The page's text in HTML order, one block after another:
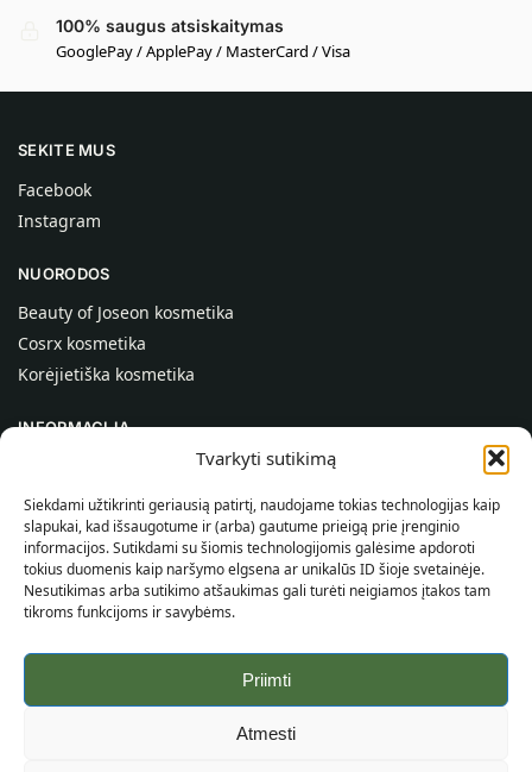
Tvarkyti sutikimą
Siekdami užtikrinti geriausią patirtį, naudojame tokias technologijas kaip
slapukai, kad išsaugotume ir (arba) gautume prieigą prie įrenginio
informacijos. Sutikdami su šiomis technologijomis galėsime apdoroti
tokius duomenis kaip naršymo elgsena ar unikalūs ID šioje svetainėje.
Nesutikimas arba sutikimo atšaukimas gali turėti neigiamos įtakos tam
tikroms funkcijoms ir savybėms.
Priimti
Atmesti
100% saugus atsiskaitymas
GooglePay / ApplePay / MasterCard / Visa
SEKITE MUS
Facebook
Instagram
NUORODOS
Beauty of Joseon kosmetika
Cosrx kosmetika
Korėjietiška kosmetika
INFORMACIJA
Kontaktai
Pagalba
INFORMACIJA PIRKĖJUI
Pristatymo sąlygos
Taisyklės ir sąlygos
Svetainės žemėlapis